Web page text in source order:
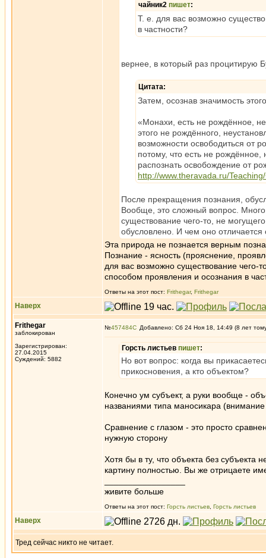
чайник2 пишет:
Т. е. для вас возможно
в частности?
вернее, в который раз процитирую
Цитата:
Затем, осознав значимость
«Монахи, есть не рождённое,
этого не рождённого,
возможности освободиться от
потому, что есть не
распознать освобождение от
http://www.theravada.ru/
После прекращения познания,
Вообще, это сложный вопрос. Много
существование чего-то, не
обусловлено. И чем оно отличается
Эта природа не познается верным
Познание - ясность (прояснение,
для вас возможно существование
способом проявления и осознания в
Ответы на этот пост: Frithegar, Frithegar
Наверх
Frithegar
заблокирован
Зарегистрирован:
27.04.2015
Суждений: 5882
№457484 Добавлено: Сб 24 Ноя 18, 14:49 (8 лет
Горсть листьев пишет:
Но вот вопрос: когда вы
прикосновения, а кто объектом?
Конечно ум субъект, а руки вообще -
названиями типа маносикара
Сравнение с глазом - это просто
нужную сторону
Хотя бы в ту, что объекта без субъекта
картину полностью. Вы же отрицаете
живите больше
Ответы на этот пост: Горсть листьев Горсть листьев
Наверх
Тред сейчас никто не читает.